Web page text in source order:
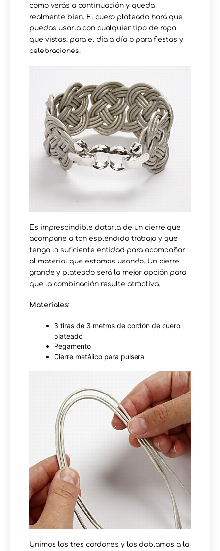
como verás a continuación y queda
realmente bien. El cuero plateado hará que
puedas usarla con cualquier tipo de ropa
que vistas, para el día a día o para fiestas y
celebraciones.
Es imprescindible dotarla de un cierre que
acompañe a tan espléndido trabajo y que
tenga la suficiente entidad para acompañar
al material que estamos usando. Un cierre
grande y plateado será la mejor opción para
que la combinación resulte atractiva.
Materiales:
3 tiras de 3 metros de cordón de cuero
plateado
Pegamento
Cierre metálico para pulsera
Unimos los tres cordones y los doblamos a la